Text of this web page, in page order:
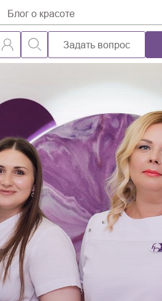
Блог о красоте
Задать вопрос